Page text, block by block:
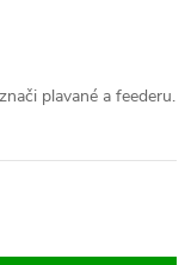
plavané a feederu.